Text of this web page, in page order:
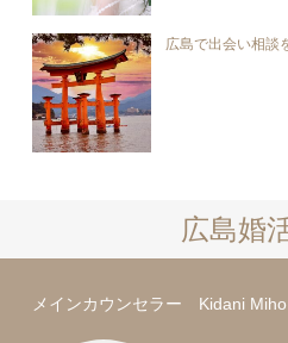
広島で出会い相談
広島婚
メインカウンセラー Kidani Miho